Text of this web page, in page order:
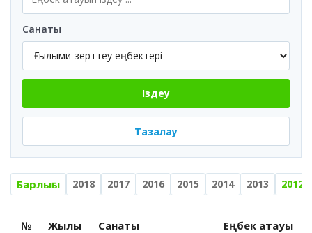
Санаты
Іздеу
Тазалау
Барлығы 2018 2017 2016 2015 2014 2013 2012
№ Жылы Санаты Еңбек атауы